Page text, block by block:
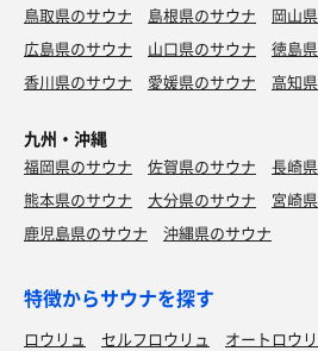
鳥取県のサウナ 島根県のサウナ
岡山
広島県のサウナ
山口県のサウナ
徳島
香川県のサウナ
愛媛県のサウナ 高知
九州・沖縄
福岡県のサウナ 佐賀県のサウナ
長崎
熊本県のサウナ
大分県のサウナ
宮崎
鹿児島県のサウナ
沖縄県のサウナ
特徴からサウナを探す
ロウリュ セルフロウリュ オートロウ